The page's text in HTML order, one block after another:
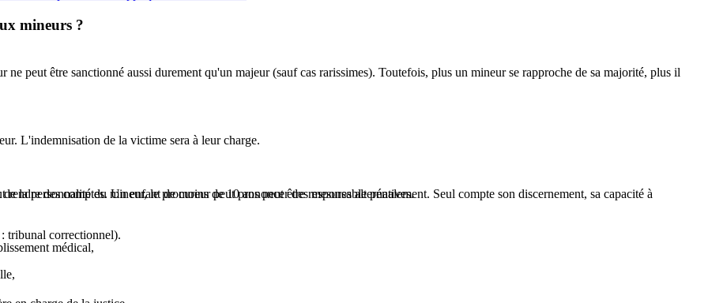
mineurs ?
peut être sanctionné aussi durement qu'un majeur (sauf cas rarissimes). Toutefois, plus un mineur se rapproche de sa majorité, plus il
L'indemnisation de la victime sera à leur charge.
des comptes. Un enfant de moins de 10 ans peut être responsable pénalement. Seul compte son discernement, sa capacité à
tribunal correctionnel).
médical,
la personnalité du mineur, le procureur peut prononcer des mesures alternatives.